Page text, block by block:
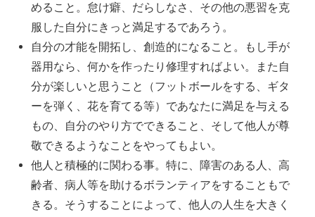
めること。怠け癖、だらしなさ、その他の悪習を克
服した自分にきっと満足するであろう。
自分の才能を開拓し、創造的になること。もし手が
器用なら、何かを作ったり修理すればよい。また自
分が楽しいと思うこと（フットボールをする、ギタ
ーを弾く、花を育てる等）であなたに満足を与える
もの、自分のやり方でできること、そして他人が尊
敬できるようなことをやってもよい。
他人と積極的に関わる事。特に、障害のある人、高
齢者、病人等を助けるボランティアをすることもで
きる。そうすることによって、他人の人生を大きく